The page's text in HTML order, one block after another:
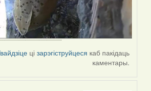
цізарэгіструйцеся каб пакідаць
каментары.